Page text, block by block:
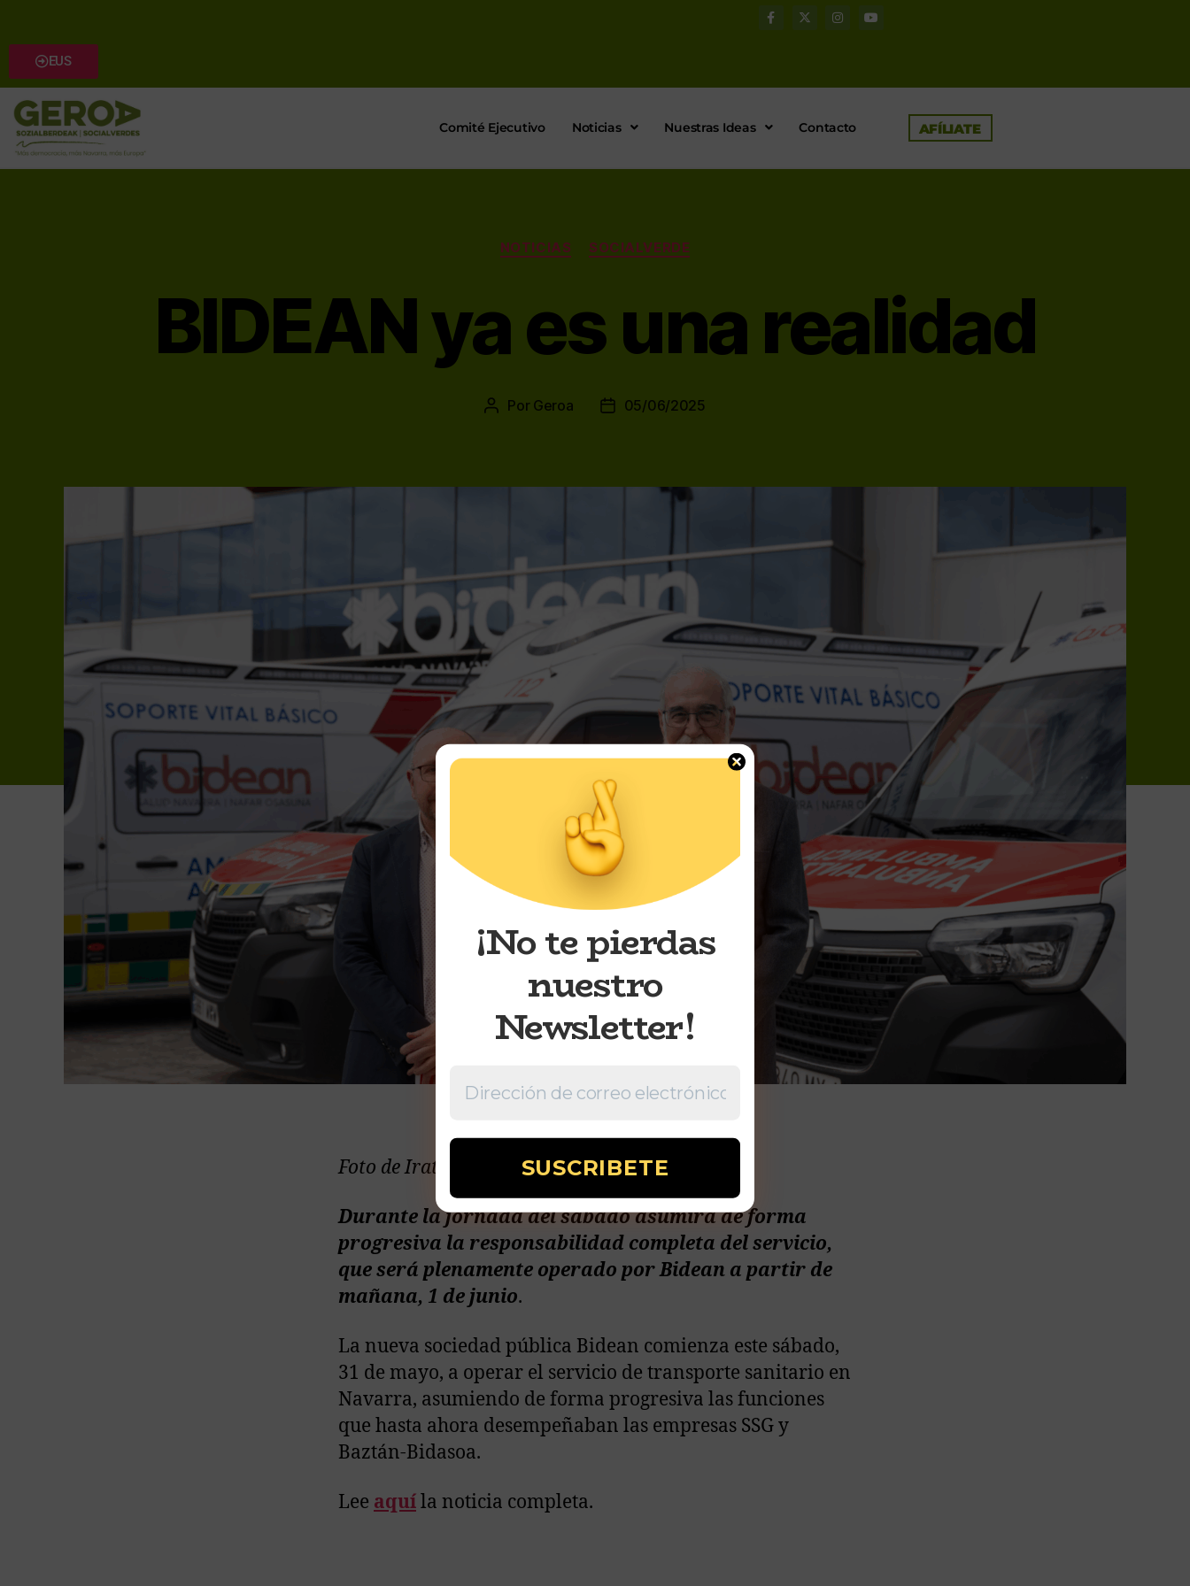
EUS
Comité Ejecutivo Noticias Nuestras Ideas Contacto AFÍLIATE
NOTICIAS SOCIALVERDE
BIDEAN ya es una realidad
Por Geroa 05/06/2025
Foto de Irati Aizpurua
Durante la jornada del sábado asumirá de forma
progresiva la responsabilidad completa del servicio,
que será plenamente operado por Bidean a partir de
mañana, 1 de junio.
La nueva sociedad pública Bidean comienza este sábado,
31 de mayo, a operar el servicio de transporte sanitario en
Navarra, asumiendo de forma progresiva las funciones
que hasta ahora desempeñaban las empresas SSG y
Baztán-Bidasoa.
Lee aquíla noticia completa.
¡No te pierdas
nuestro
Newsletter!